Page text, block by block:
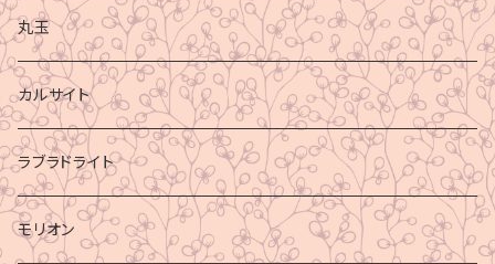
丸玉
カルサイト
ラブラドライト
モリオン